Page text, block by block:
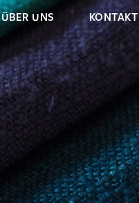
ÜBER UNS KONTAKT